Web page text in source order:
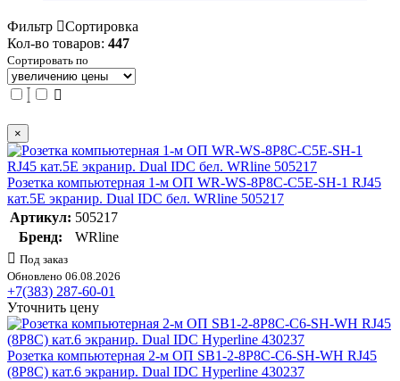
Фильтр
Сортировка
Кол-во товаров: 447
Сортировать по
×
Розетка компьютерная 1-м ОП WR-WS-8P8C-C5E-SH-1 RJ45
кат.5E экранир. Dual IDC бел. WRline 505217
Артикул: 505217
Бренд:
WRline
Под заказ
Обновлено 06.08.2026
+7(383) 287-60-01
Уточнить цену
Розетка компьютерная 2-м ОП SB1-2-8P8C-C6-SH-WH RJ45
(8P8C) кат.6 экранир. Dual IDC Hyperline 430237